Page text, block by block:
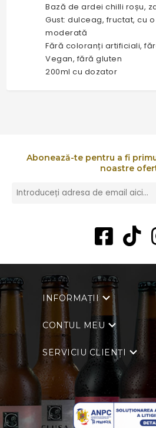
Bază de ardei chilli roșu,
Gust: dulceag, fructat, cu
moderată
Fără coloranți artificiali,
Vegan, fără gluten
200ml cu dozator
Abonează-te pentru a fi
noastre
INFORMAȚII
CONTUL MEU
SERVICIU CLIENȚI